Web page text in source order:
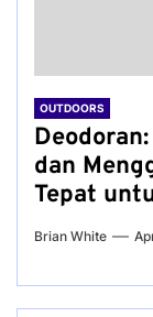
OUTDOORS
dan
Tepat
Brian White